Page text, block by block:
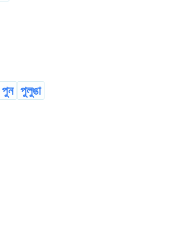
পুন পুলুঙা